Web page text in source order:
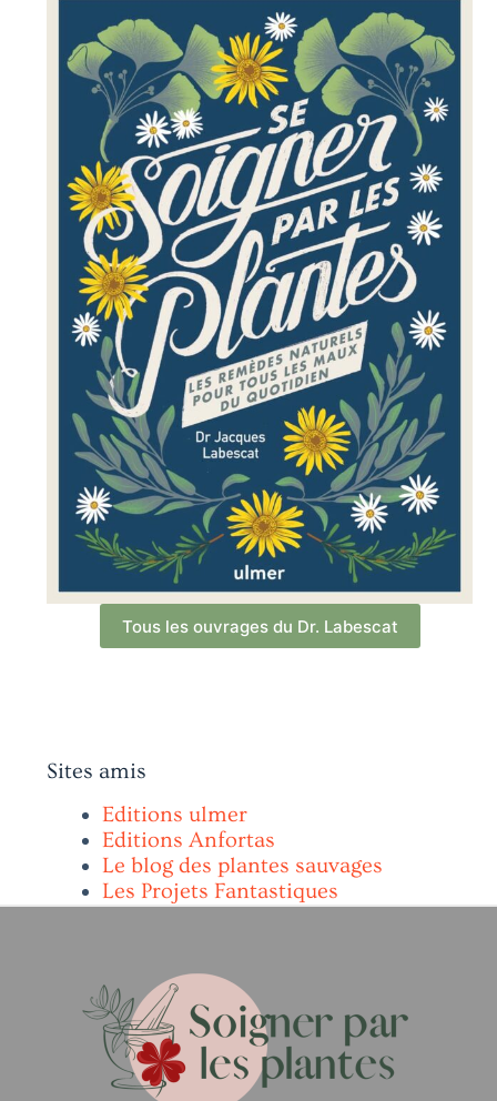
Tous les ouvrages du Dr. Labescat
Sites amis
Editions ulmer
Editions Anfortas
Le blog des plantes sauvages
Les Projets Fantastiques